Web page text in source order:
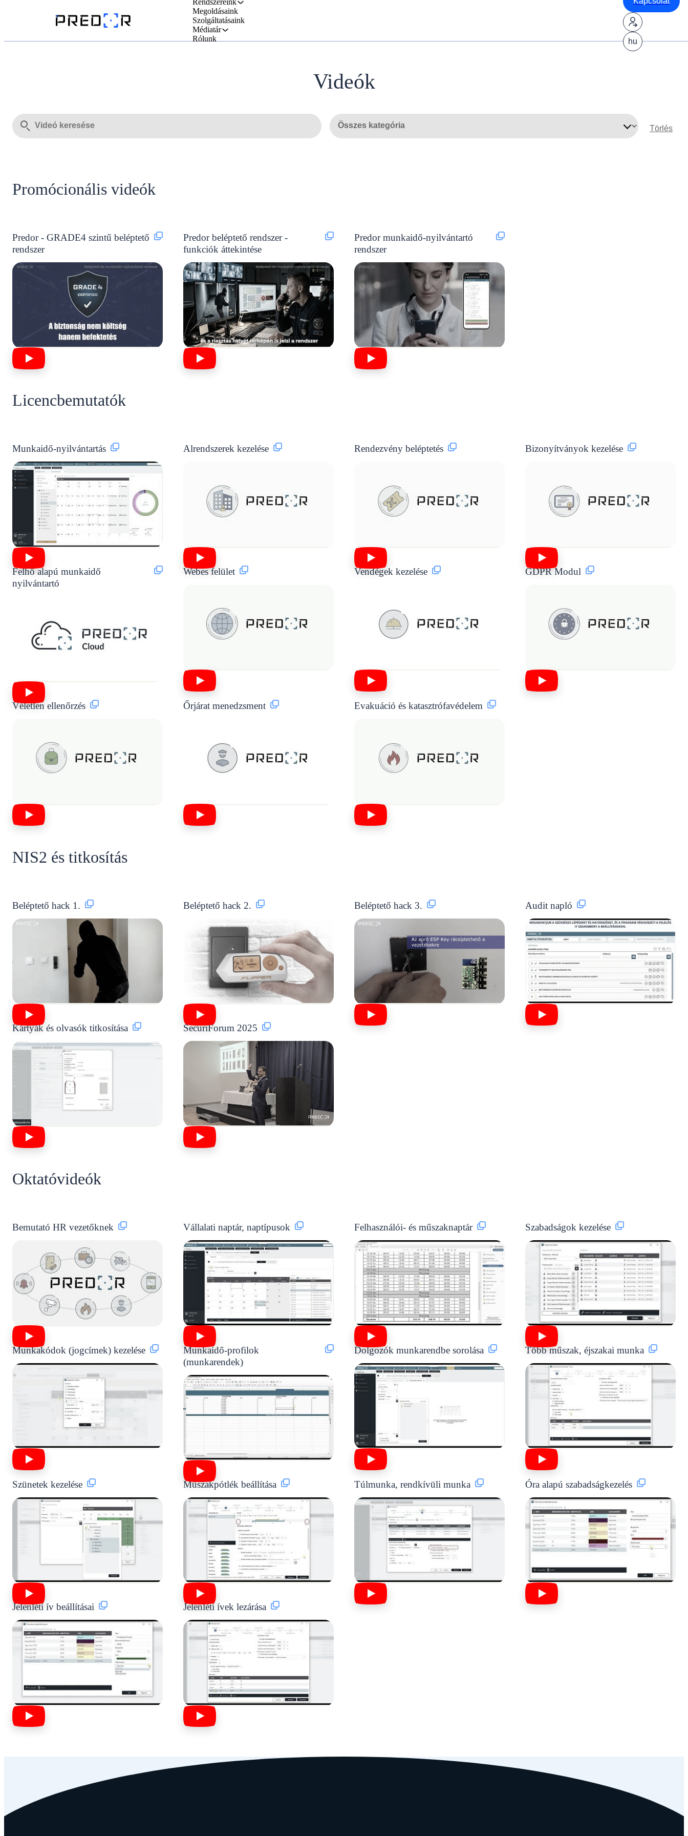
Rendszereink
Megoldásaink
Szolgáltatásaink
Médiatár
Rólunk
hu
Videók
Törlés
Promócionális videók
Predor - GRADE4 szintű beléptető
rendszer
Predor beléptető rendszer -
funkciók áttekintése
Predor munkaidő-nyilvántartó
rendszer
Licencbemutatók
Munkaidő-nyilvántartás Alrendszerek kezelése Rendezvény beléptetés Bizonyítványok kezelése
Felhő alapú munkaidő
nyilvántartó
Webes felület Vendégek kezelése GDPR Modul
Véletlen ellenőrzés Őrjárat menedzsment Evakuáció és katasztrófavédelem
NIS2 és titkosítás
Beléptető hack 1. Beléptető hack 2. Beléptető hack 3. Audit napló
Kártyák és olvasók titkosítása SecuriForum 2025
Oktatóvideók
Bemutató HR vezetőknek Vállalati naptár, naptípusok Felhasználói- és műszaknaptár Szabadságok kezelése
Munkakódok (jogcímek) kezelése
Munkaidő-profilok
(munkarendek)
Dolgozók munkarendbe sorolása Több műszak, éjszakai munka
Szünetek kezelése Műszakpótlék beállítása Túlmunka, rendkívüli munka Óra alapú szabadságkezelés
Jelenléti ív beállításai Jelenléti ívek lezárása